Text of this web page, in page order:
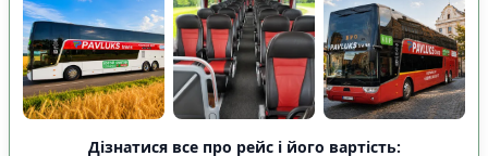
Дізнатися все про рейс і його вартість: